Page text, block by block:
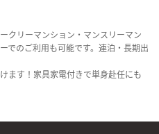
クリーマンション・マンスリーマン
でのご利用も可能です。連泊・長期出
ます！家具家電付きで単身赴任にも